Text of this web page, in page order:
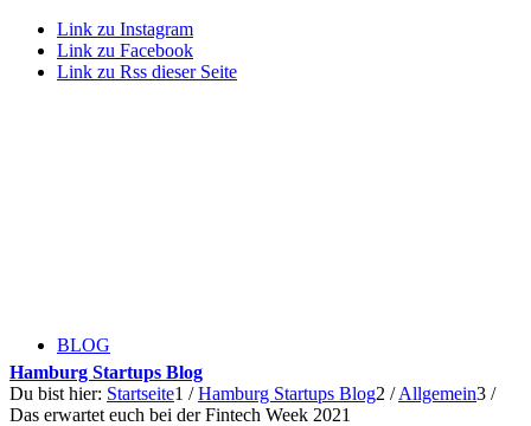
Link zu Instagram
Link zu Facebook
Link zu Rss dieser Seite
BLOG
Hamburg Startups Blog
Du bist hier: Startseite1 / Hamburg Startups Blog2 / Allgemein3 /
Das erwartet euch bei der Fintech Week 2021